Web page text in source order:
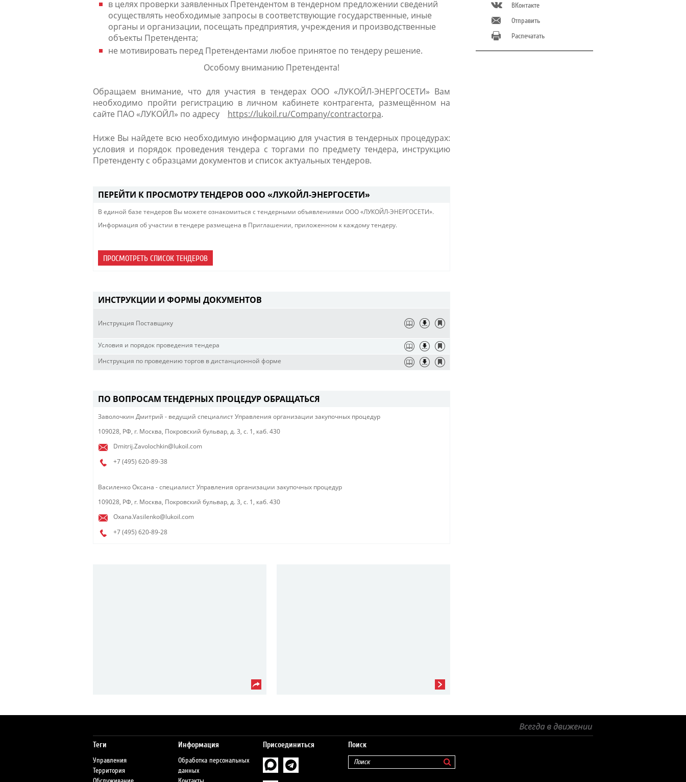
в целях проверки заявленных Претендентом в тендерном предложении сведений
осуществлять необходимые запросы в соответствующие государственные, иные
органы и организации, посещать предприятия, учреждения и производственные
объекты Претендента;
не мотивировать перед Претендентами любое принятое по тендеру решение.
Особому вниманию Претендента!
Обращаем внимание, что для участия в тендерах ООО «ЛУКОЙЛ-ЭНЕРГОСЕТИ» Вам
необходимо пройти регистрацию в личном кабинете контрагента, размещённом на
сайте ПАО «ЛУКОЙЛ» по адресу https://lukoil.ru/Company/contractorpa.
Ниже Вы найдете всю необходимую информацию для участия в тендерных процедурах:
условия и порядок проведения тендера с торгами по предмету тендера, инструкцию
Претенденту с образцами документов и список актуальных тендеров.
ПЕРЕЙТИ К ПРОСМОТРУ ТЕНДЕРОВ ООО «ЛУКОЙЛ-ЭНЕРГОСЕТИ»
В единой базе тендеров Вы можете ознакомиться с тендерными объявлениями ООО «ЛУКОЙЛ-ЭНЕРГОСЕТИ».
Информация об участии в тендере размещена в Приглашении, приложенном к каждому тендеру.
ПРОСМОТРЕТЬ СПИСОК ТЕНДЕРОВ
ИНСТРУКЦИИ И ФОРМЫ ДОКУМЕНТОВ
Инструкция Поставщику
Условия и порядок проведения тендера
Инструкция по проведению торгов в дистанционной форме
ПО ВОПРОСАМ ТЕНДЕРНЫХ ПРОЦЕДУР ОБРАЩАТЬСЯ
Заволочкин ​Дмитрий - ведущий специалист Управления организации закупочных процедур
109028, РФ, г. Москва, Покровский бульвар, д. 3, с. 1, каб. 430
Dmitrij.Zavolochkin@lukoil.com
+7 (495) 620-89-38
Василенко Оксана - специалист Управления организации закупочных процедур
109028, РФ, г. Москва, Покровский бульвар, д. 3, с. 1, каб. 430
Oxana.Vasilenko@lukoil.com
+7 (495) 620-89-28
ВКонтакте
Отправить
Распечатать
Теги
Управления
Территория
Информация
Обработка персональных
данных
Присоединиться Поиск